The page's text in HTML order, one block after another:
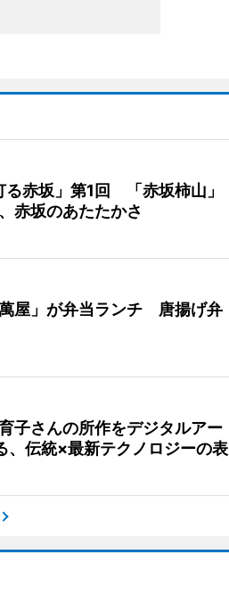
赤坂」第1回 「赤坂柿山」
赤坂のあたたかさ
屋」が弁当ランチ 唐揚げ弁
子さんの所作をデジタルアー
伝統×最新テクノロジーの表